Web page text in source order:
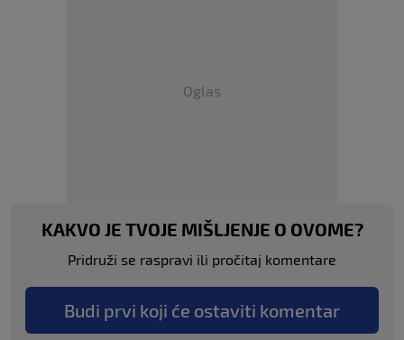
Oglas
KAKVO JE TVOJE MIŠLJENJE O OVOME?
Pridruži se raspravi ili pročitaj komentare
Budi prvi koji će ostaviti komentar